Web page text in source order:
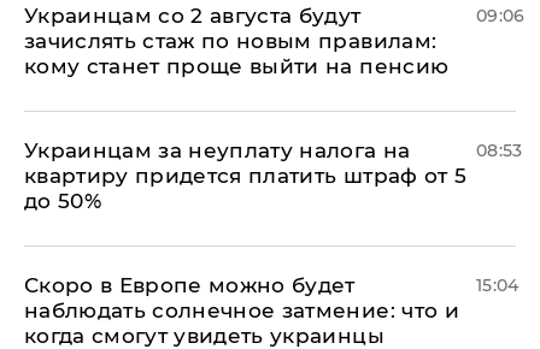
Украинцам со 2 августа будут
зачислять стаж по новым правилам:
кому станет проще выйти на пенсию
09:06
Украинцам за неуплату налога на
квартиру придется платить штраф от 5
до 50%
08:53
Скоро в Европе можно будет
наблюдать солнечное затмение: что и
когда смогут увидеть украинцы
15:04